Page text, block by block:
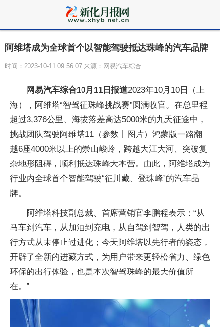
阿维塔成为全球首个以智能驾驶抵达珠峰的汽车品牌
时间：2023-10-11 09:56:07 来源：网易汽车综合
网易汽车综合10月11日报道2023年10月10日（上
海），阿维塔“智驾征珠峰挑战赛”圆满收官。在总里程
超过3,376公里、海拔落差高达5000米的九天征途中，
挑战团队驾驶阿维塔11（参数丨图片）鸿蒙版一路翻
越6座4000米以上的崇山峻岭，跨越大江大河、突破复
杂地形阻碍，顺利抵达珠峰大本营。由此，阿维塔成为
行业内全球首个智能驾驶“征川藏、登珠峰”的汽车品
牌。
阿维塔科技副总裁、首席营销官李鹏程表示：“从
马车到汽车，从加油到充电，从自驾到智驾，人类的出
行方式从未停止过进化；今天阿维塔以先行者的姿态，
开辟了全新的进藏方式，为用户带来更轻松省力、绿色
环保的出行体验，也是本次智驾珠峰的最大价值所
在。”